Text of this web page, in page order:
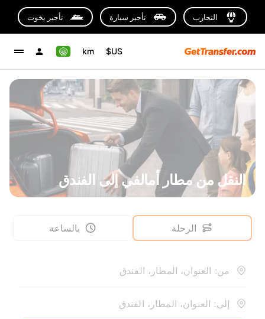
التجارب تأجير سيارة تأجير يخوت
US$
km
النقل من مطار أمالفي إلى الفندق
الرحلة بالساعة
من: العنوان، المطار، الفندق
إلى: العنوان، المطار، الفندق